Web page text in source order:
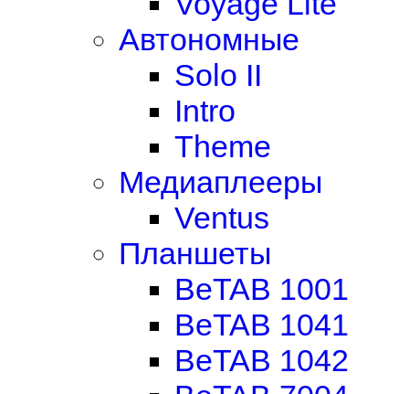
Автономные
Solo II
Intro
Theme
Медиаплееры
Ventus
Планшеты
BeTAB 1001
BeTAB 1041
BeTAB 1042